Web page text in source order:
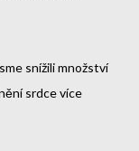
snížili množství
srdce více